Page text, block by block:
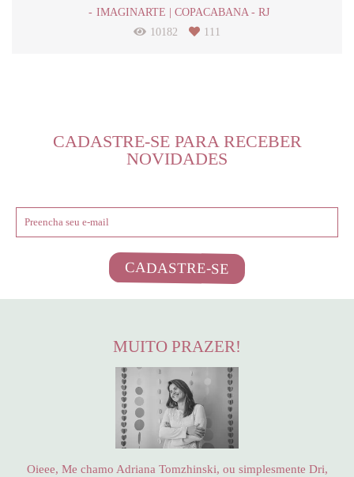
IMAGINARTE | COPACABANA - RJ
10182
111
CADASTRE-SE PARA RECEBER
NOVIDADES
CADASTRE-SE
MUITO PRAZER!
Oieee, Me chamo Adriana Tomzhinski, ou simplesmente Dri,